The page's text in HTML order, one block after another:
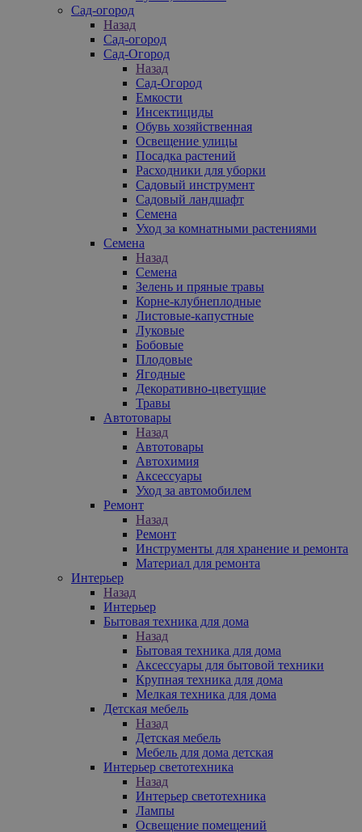
Сад-огород
Назад
Сад-огород
Сад-Огород
Назад
Сад-Огород
Емкости
Инсектициды
Обувь хозяйственная
Освещение улицы
Посадка растений
Расходники для уборки
Садовый инструмент
Садовый ландшафт
Семена
Уход за комнатными растениями
Семена
Назад
Семена
Зелень и пряные травы
Корне-клубнеплодные
Листовые-капустные
Луковые
Бобовые
Плодовые
Ягодные
Декоративно-цветущие
Травы
Автотовары
Назад
Автотовары
Автохимия
Аксессуары
Уход за автомобилем
Ремонт
Назад
Ремонт
Инструменты для хранение и ремонта
Материал для ремонта
Интерьер
Назад
Интерьер
Бытовая техника для дома
Назад
Бытовая техника для дома
Аксессуары для бытовой техники
Крупная техника для дома
Мелкая техника для дома
Детская мебель
Назад
Детская мебель
Мебель для дома детская
Интерьер светотехника
Назад
Интерьер светотехника
Лампы
Освещение помещений